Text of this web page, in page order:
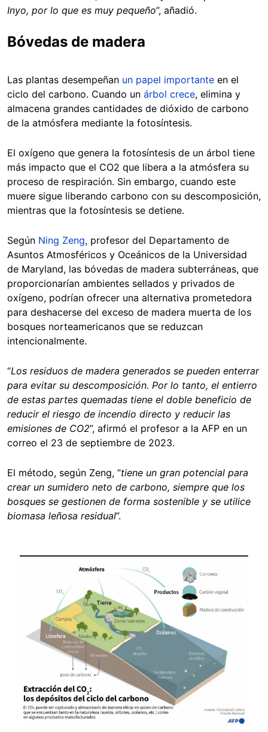
Inyo, por lo que es muy pequeño”, añadió.
Bóvedas de madera
Las plantas desempeñan un papel importante en el
ciclo del carbono. Cuando un árbol crece, elimina y
almacena grandes cantidades de dióxido de carbono
de la atmósfera mediante la fotosíntesis.
El oxígeno que genera la fotosíntesis de un árbol tiene
más impacto que el CO2 que libera a la atmósfera su
proceso de respiración. Sin embargo, cuando este
muere sigue liberando carbono con su descomposición,
mientras que la fotosíntesis se detiene.
Según Ning Zeng, profesor del Departamento de
Asuntos Atmosféricos y Oceánicos de la Universidad
de Maryland, las bóvedas de madera subterráneas, que
proporcionarían ambientes sellados y privados de
oxígeno, podrían ofrecer una alternativa prometedora
para deshacerse del exceso de madera muerta de los
bosques norteamericanos que se reduzcan
intencionalmente.
“Los residuos de madera generados se pueden enterrar
para evitar su descomposición. Por lo tanto, el entierro
de estas partes quemadas tiene el doble beneficio de
reducir el riesgo de incendio directo y reducir las
emisiones de CO2”, afirmó el profesor a la AFP en un
correo el 23 de septiembre de 2023.
El método, según Zeng, “tiene un gran potencial para
crear un sumidero neto de carbono, siempre que los
bosques se gestionen de forma sostenible y se utilice
biomasa leñosa residual”.